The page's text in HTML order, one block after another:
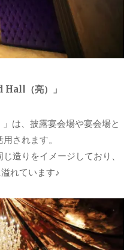
Hall（亮） 」
」は、披露宴会場や宴会場と
されます。
造りをイメージしており、
れています♪